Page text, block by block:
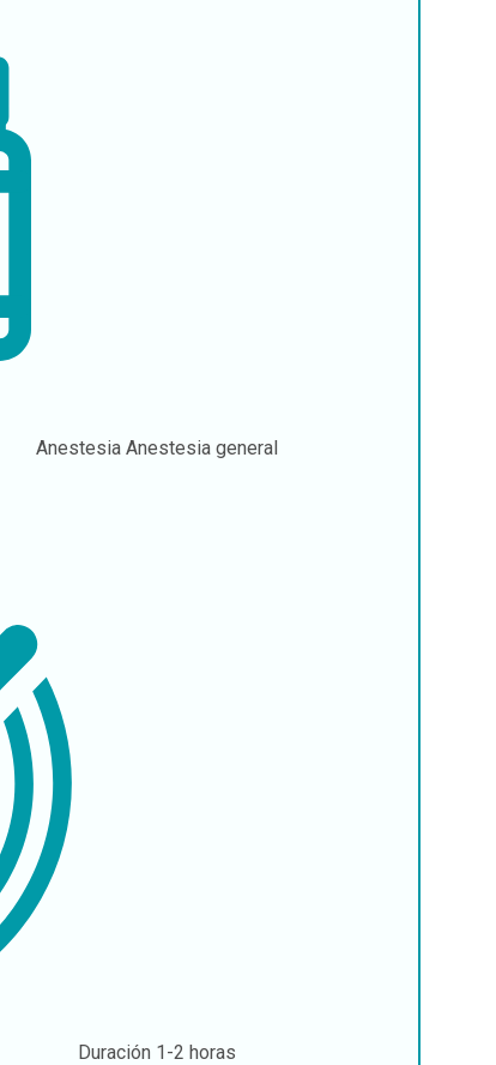
AnestesiaAnestesia general
Duración 1-2 horas